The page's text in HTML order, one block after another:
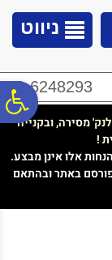
ניווט
02-6248293
לנק' מסירה, ובקנייה
!
אלו אינן מבצע.
באתר ובהתאם